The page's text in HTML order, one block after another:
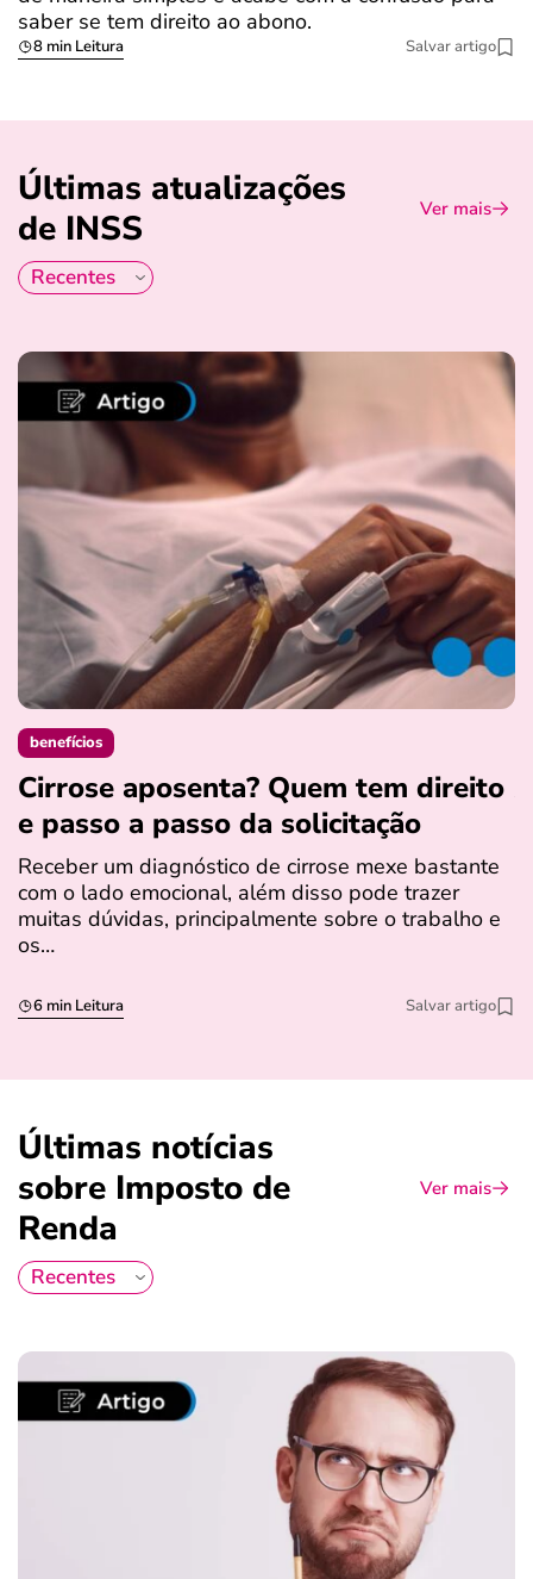
saber se tem direito ao abono.
8 min Leitura Salvar artigo
Últimas atualizações
de INSS
Ver mais
benefícios
Cirrose aposenta? Quem tem direito
e passo a passo da solicitação
Receber um diagnóstico de cirrose mexe bastante
com o lado emocional, além disso pode trazer
muitas dúvidas, principalmente sobre o trabalho e
os…
6 min Leitura Salvar artigo
Últimas notícias
sobre Imposto de
Renda
Ver mais